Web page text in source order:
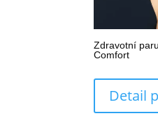
Zdravotní
Comfort
Detail